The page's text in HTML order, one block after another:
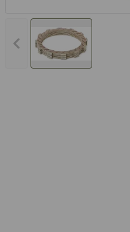
Vorheriges Bild anzeigen